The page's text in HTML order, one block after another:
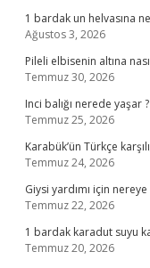
1 bardak un helvasına
Ağustos 3, 2026
Pileli elbisenin altına
Temmuz 30, 2026
Inci balığı nerede yaşar ?
Temmuz 25, 2026
Karabük’ün Türkçe
Temmuz 24, 2026
Giysi yardımı için
Temmuz 22, 2026
1 bardak karadut suyu
Temmuz 20, 2026